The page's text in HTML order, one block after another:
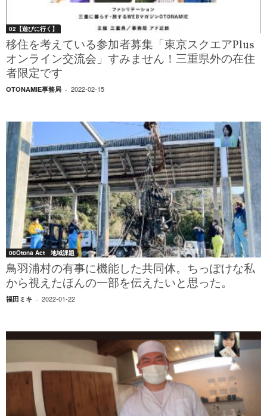
02【遊びに行く】
移住を考えている参加者募集「東京スクエアPlus
オンライン交流会」すみません！三重県外の在住
者限定です
OTONAMIE事務局 - 2022-02-15
00Otona Act 地域課題
鳥羽浦村の有事に機能した共同体。ちっぽけな私
から視えたほんの一部を伝えたいと思った。
福田ミキ - 2022-01-22